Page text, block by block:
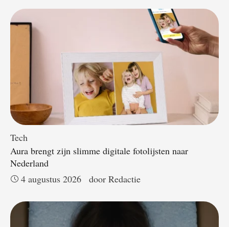
Tech
Aura brengt zijn slimme digitale fotolijsten naar
Nederland
4 augustus 2026
door Redactie